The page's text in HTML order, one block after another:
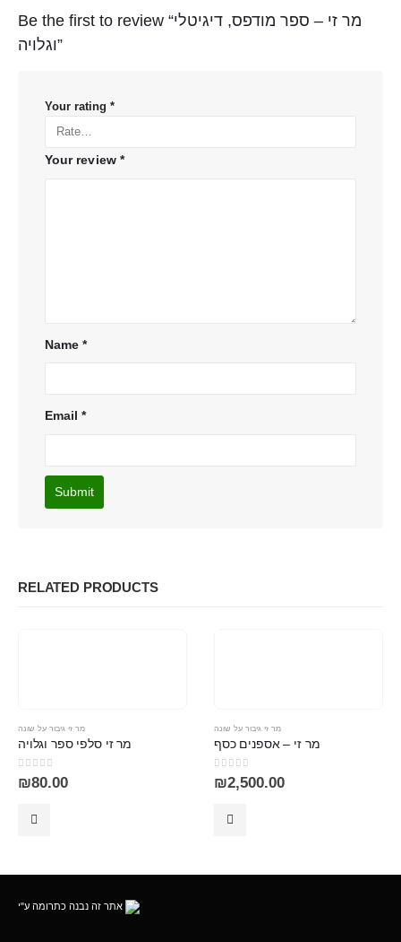
Be the first to review “מר זי – ספר מודפס, דיגיטלי
וגלויה”
Your rating *
Your review *
Name*
Email*
RELATED PRODUCTS
מר זי גיבור על שונה
מר זי סלפי ספר וגלויה
0out of 5
₪80.00
מר זי גיבור על שונה
מר זי – אספנים כסף
0out of 5
₪2,500.00